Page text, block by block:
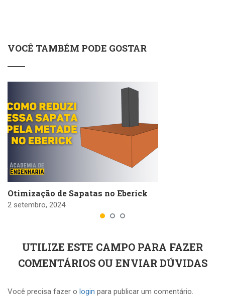
VOCÊ TAMBÉM PODE GOSTAR
Otimização de Sapatas no Eberick
2 setembro, 2024
UTILIZE ESTE CAMPO PARA FAZER
COMENTÁRIOS OU ENVIAR DÚVIDAS
Você precisa fazer o login para publicar um comentário.